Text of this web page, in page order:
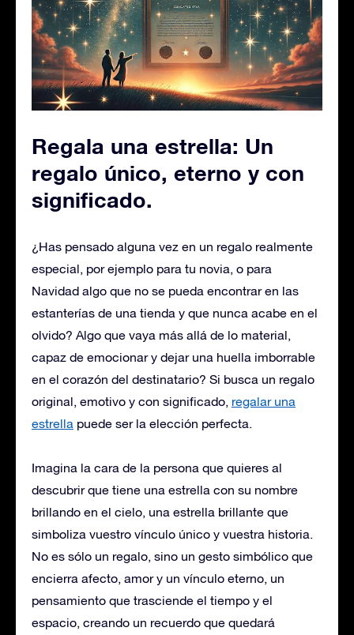
Regala una estrella: Un
regalo único, eterno y con
significado.
¿Has pensado alguna vez en un regalo realmente
especial, por ejemplo para tu novia, o para
Navidad algo que no se pueda encontrar en las
estanterías de una tienda y que nunca acabe en el
olvido? Algo que vaya más allá de lo material,
capaz de emocionar y dejar una huella imborrable
en el corazón del destinatario? Si busca un regalo
original, emotivo y con significado, regalar una
estrella puede ser la elección perfecta.
Imagina la cara de la persona que quieres al
descubrir que tiene una estrella con su nombre
brillando en el cielo, una estrella brillante que
simboliza vuestro vínculo único y vuestra historia.
No es sólo un regalo, sino un gesto simbólico que
encierra afecto, amor y un vínculo eterno, un
pensamiento que trasciende el tiempo y el
espacio, creando un recuerdo que quedará